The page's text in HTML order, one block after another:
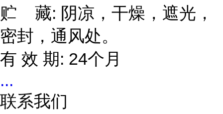
贮 藏: 阴凉，干燥，遮光，
密封，通风处。
有 效 期: 24个月
...
联系我们